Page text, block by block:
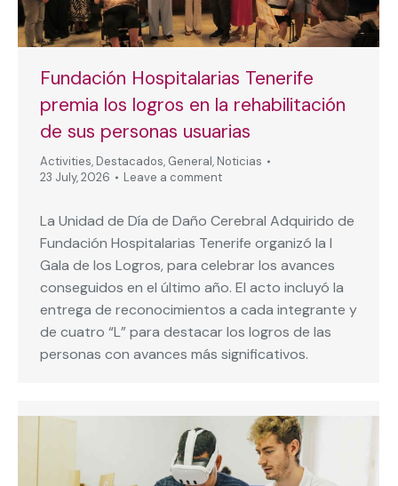
Fundación Hospitalarias Tenerife
premia los logros en la rehabilitación
de sus personas usuarias
Activities, Destacados, General, Noticias
23 July, 2026
Leave a comment
La Unidad de Día de Daño Cerebral Adquirido de
Fundación Hospitalarias Tenerife organizó la I
Gala de los Logros, para celebrar los avances
conseguidos en el último año. El acto incluyó la
entrega de reconocimientos a cada integrante y
de cuatro “L” para destacar los logros de las
personas con avances más significativos.